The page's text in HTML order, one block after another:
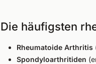
Die häufigsten
Rheumatoide Arthritis
Spondyloarthritiden